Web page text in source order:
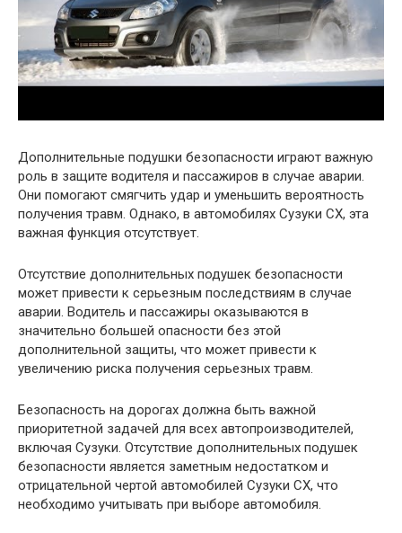
Дополнительные подушки безопасности играют важную
роль в защите водителя и пассажиров в случае аварии.
Они помогают смягчить удар и уменьшить вероятность
получения травм. Однако, в автомобилях Сузуки СХ, эта
важная функция отсутствует.
Отсутствие дополнительных подушек безопасности
может привести к серьезным последствиям в случае
аварии. Водитель и пассажиры оказываются в
значительно большей опасности без этой
дополнительной защиты, что может привести к
увеличению риска получения серьезных травм.
Безопасность на дорогах должна быть важной
приоритетной задачей для всех автопроизводителей,
включая Сузуки. Отсутствие дополнительных подушек
безопасности является заметным недостатком и
отрицательной чертой автомобилей Сузуки СХ, что
необходимо учитывать при выборе автомобиля.